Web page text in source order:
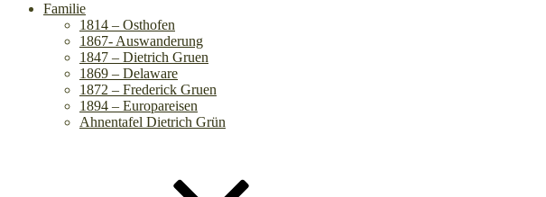
Familie
1814 – Osthofen
1867- Auswanderung
1847 – Dietrich Gruen
1869 – Delaware
1872 – Frederick Gruen
1894 – Europareisen
Ahnentafel Dietrich Grün